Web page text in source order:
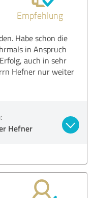
Empfehlung
Habe schon die
in Anspruch
auch in sehr
Hefner nur weiter
Hefner